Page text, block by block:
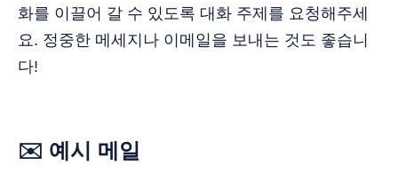
화를 이끌어 갈 수 있도록 대화 주제를 요청해주세
요. 정중한 메세지나 이메일을 보내는 것도 좋습니
다!
✉️ 예시 메일